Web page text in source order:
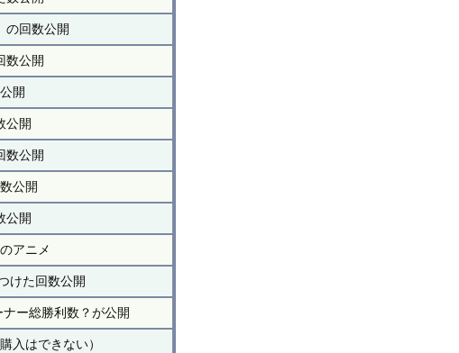
の回数公開
数公開
開
公開
数公開
公開
公開
アニメ
けた回数公開
ー総勝利数？が公開
入はできない）